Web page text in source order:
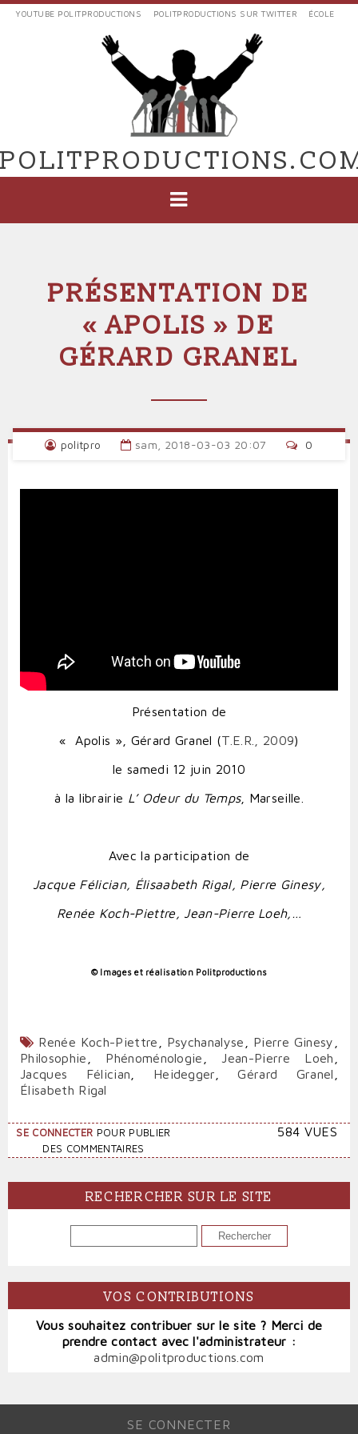
Aller
EXTERNES
POLIT'PRODUCTIONS
YOUTUBE POLITPRODUCTIONS POLITPRODUCTIONS SUR TWITTER ÉCOLE
PRÉSENTATION DE
« APOLIS » DE
GÉRARD GRANEL
politpro sam, 2018-03-03 20:07 0
Présentation de
« Apolis », Gérard Granel (T.E.R., 2009)
le samedi 12 juin 2010
à la librairie L’ Odeur du Temps, Marseille.
Avec la participation de
Jacque Félician, Élisaabeth Rigal, Pierre Ginesy,
Renée Koch-Piettre, Jean-Pierre Loeh,…
© Images et réalisation Politproductions
Renée Koch-Piettre Psychanalyse Pierre Ginesy
Philosophie
Phénoménologie Jean-Pierre Loeh
Jacques Félician
Heidegger ,Gérard Granel
Élisabeth Rigal
SE CONNECTER POUR PUBLIER
DES COMMENTAIRES
584 VUES
RECHERCHER SUR LE SITE
VOS CONTRIBUTIONS
Vous souhaitez contribuer sur le site ? Merci de
prendre contact avec l'administrateur :
admin@politproductions.com
SE CONNECTER